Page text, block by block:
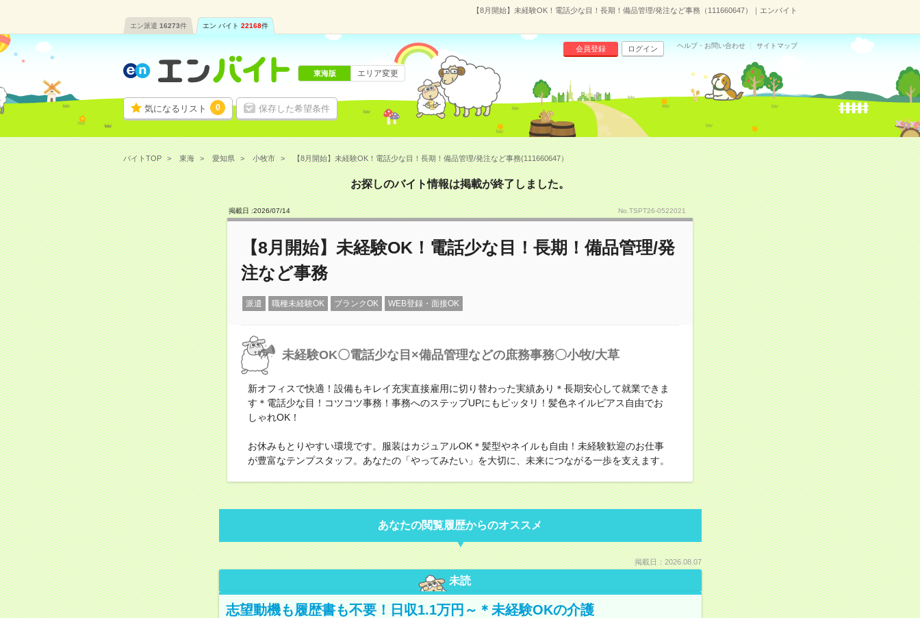
【8月開始】未経験OK！電話少な目！長期！備品管理/発注など事務（111660647）｜エンバイト
エン派遣 16273件 エン バイト 22168件
気になるリスト 0 保存した希望条件
会員登録 ログイン ヘルプ・お問い合わせ サイトマップ
東海版 エリア変更
バイトTOP 東海 愛知県 小牧市 【8月開始】未経験OK！電話少な目！長期！備品管理/発注など事務(111660647）
お探しのバイト情報は掲載が終了しました。
掲載日 :2026/07/14 No.TSPT26-0522021
【8月開始】未経験OK！電話少な目！長期！備品管理/発
注など事務
派遣 職種未経験OK ブランクOK WEB登録・面接OK
未経験OK〇電話少な目×備品管理などの庶務事務〇小牧/大草
新オフィスで快適！設備もキレイ充実直接雇用に切り替わった実績あり＊長期安心して就業できま
す＊電話少な目！コツコツ事務！事務へのステップUPにもピッタリ！髪色ネイルピアス自由でお
しゃれOK！
お休みもとりやすい環境です。服装はカジュアルOK＊髪型やネイルも自由！未経験歓迎のお仕事
が豊富なテンプスタッフ。あなたの「やってみたい」を大切に、未来につながる一歩を支えます。
あなたの閲覧履歴からのオススメ
掲載日：2026.08.07
未読
志望動機も履歴書も不要！日収1.1万円～＊未経験OKの介護